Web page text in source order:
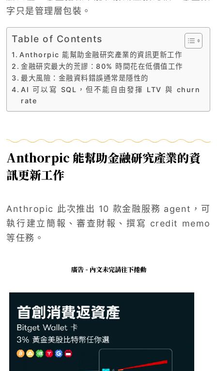
字只是管理層包裝。
Table of Contents
Anthorpic 能幫助金融研究產業的資訊更新工作
金融研究最大的荒謬：80% 時間花在低價值工作
最大風險：金融資料錯誤通常是隱性的
AI 可以寫 SQL，但不能自由發揮 LTV 與 churn
rate
Anthorpic 能幫助金融研究產業的資
訊更新工作
Anthropic 此次推出 10 款金融服務 agent，可
執行建立簡報、審查財報、撰寫 credit memo
等任務。
廣告 - 內文未完請往下捲動